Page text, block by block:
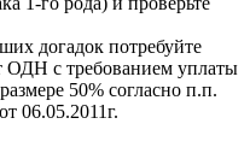
догадок потребуйте
ОДН с требованием уплаты
50% согласно п.п.
06.05.2011г.